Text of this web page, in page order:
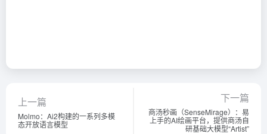
上一篇
Molmo：Ai2构建的一系列多模
态开放语言模型
下一篇
商汤秒画（SenseMirage）：易
上手的AI绘画平台，提供商汤自
研基础大模型“Artist”